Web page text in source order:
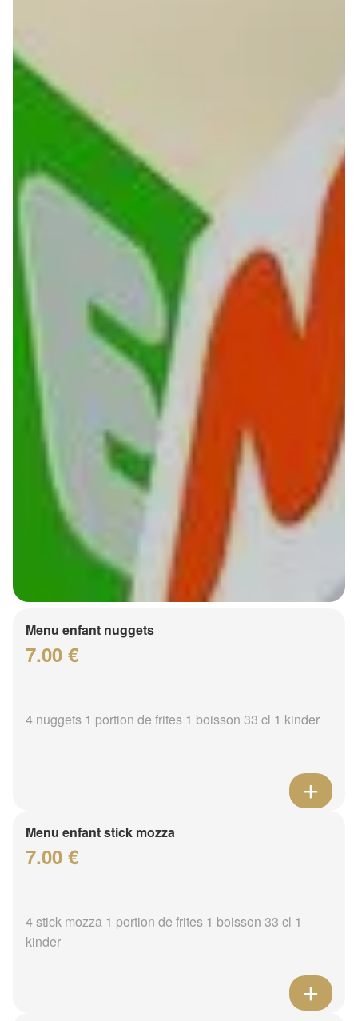
Menu enfant nuggets
7.00 €
4 nuggets 1 portion de frites 1 boisson 33 cl 1 kinder
Menu enfant stick mozza
7.00 €
4 stick mozza 1 portion de frites 1 boisson 33 cl 1
kinder